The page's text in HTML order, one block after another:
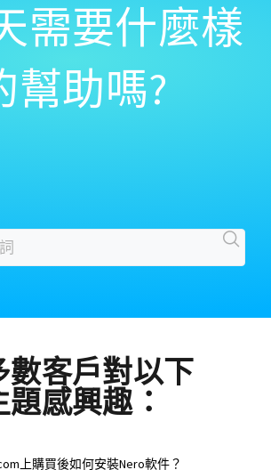
需要什麼樣
幫助嗎?
數客戶對以下
題感興趣：
上購買後如何安裝Nero軟件？